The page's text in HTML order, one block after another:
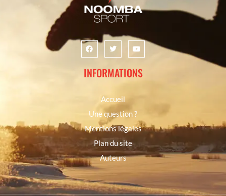
INFORMATIONS
Accueil
Une question ?
Mentions légales
Plan du site
Auteurs